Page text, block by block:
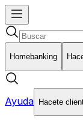
Homebanking
Ayuda Hacete